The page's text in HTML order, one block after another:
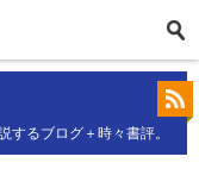
するブログ＋時々書評。